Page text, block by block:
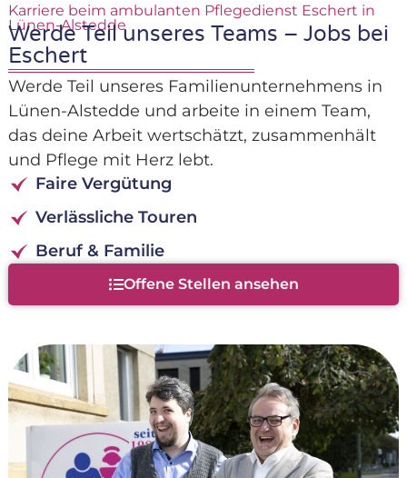
Karriere beim ambulanten Pflegedienst Eschert in
Lünen-Alstedde
Werde Teil unseres Teams – Jobs bei
Eschert
Werde Teil unseres Familienunternehmens in
Lünen-Alstedde und arbeite in einem Team,
das deine Arbeit wertschätzt, zusammenhält
und Pflege mit Herz lebt.
Faire Vergütung
Verlässliche Touren
Beruf & Familie
Offene Stellen ansehen